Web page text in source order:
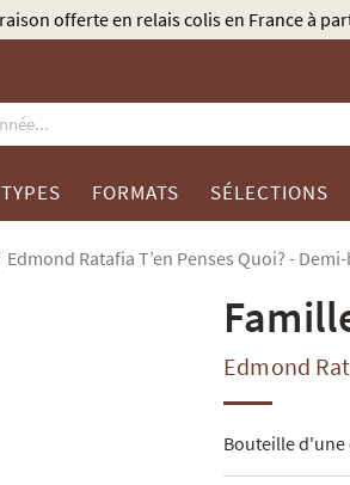
Élu
TYPES FORMATS SÉLECTIONS
Edmond Ratafia T’en Penses Quoi? -
Edmond
Bouteille d'une